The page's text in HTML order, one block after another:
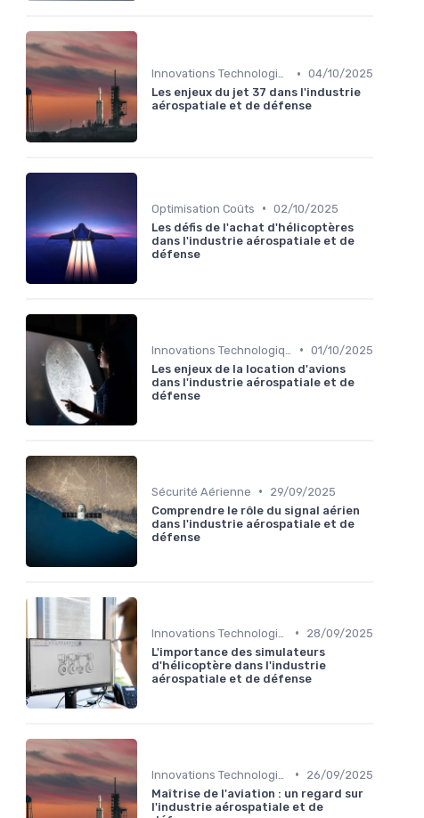
Innovations Technologiques • 04/10/2025
Les enjeux du jet 37 dans l'industrie
aérospatiale et de défense
Optimisation Coûts • 02/10/2025
Les défis de l'achat d'hélicoptères
dans l'industrie aérospatiale et de
défense
• 01/10/2025
Les enjeux de la location d'avions
dans l'industrie aérospatiale et de
défense
Sécurité Aérienne •
29/09/2025
Comprendre le rôle du signal aérien
dans l'industrie aérospatiale et de
défense
•
28/09/2025
L'importance des simulateurs
d'hélicoptère dans l'industrie
aérospatiale et de défense
•
26/09/2025
Maîtrise de l'aviation : un regard sur
l'industrie aérospatiale et de